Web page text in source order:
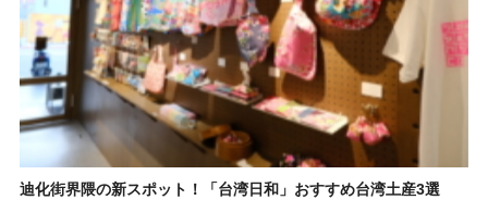
迪化街界隈の新スポット！「台湾日和」おすすめ台湾土産3選